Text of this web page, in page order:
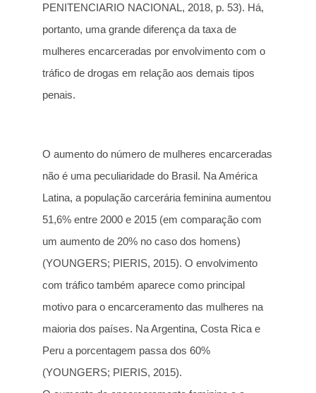
PENITENCIARIO NACIONAL, 2018, p. 53). Há,
portanto, uma grande diferença da taxa de
mulheres encarceradas por envolvimento com o
tráfico de drogas em relação aos demais tipos
penais.
O aumento do número de mulheres encarceradas
não é uma peculiaridade do Brasil. Na América
Latina, a população carcerária feminina aumentou
51,6% entre 2000 e 2015 (em comparação com
um aumento de 20% no caso dos homens)
(YOUNGERS; PIERIS, 2015). O envolvimento
com tráfico também aparece como principal
motivo para o encarceramento das mulheres na
maioria dos países. Na Argentina, Costa Rica e
Peru a porcentagem passa dos 60%
(YOUNGERS; PIERIS, 2015).